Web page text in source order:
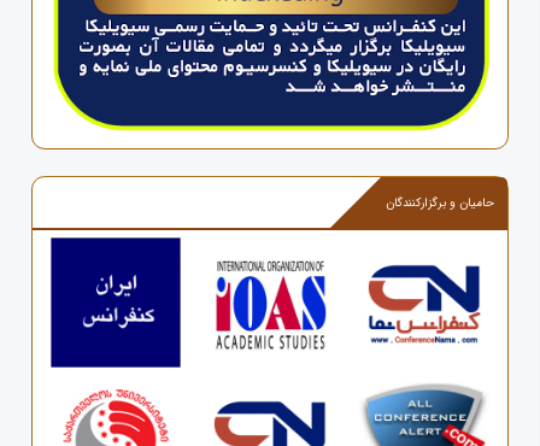
حامیان و برگزارکنندگان